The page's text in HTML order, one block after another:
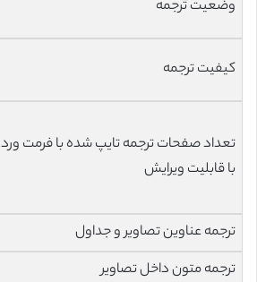
وضعیت ترجمه
کیفیت ترجمه
تعداد صفحات ترجمه تایپ شده با فرمت ورد
با قابلیت ویرایش
ترجمه عناوین تصاویر و جداول
ترجمه متون داخل تصاویر